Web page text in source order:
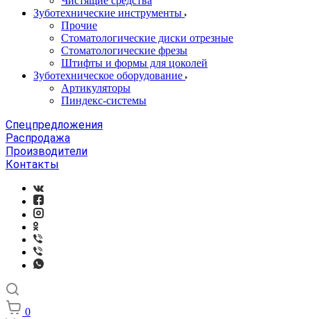
Зуботехнические инструменты
Прочие
Стоматологические диски отрезные
Стоматологические фрезы
Штифты и формы для цоколей
Зуботехническое оборудование
Артикуляторы
Пиндекс-системы
Спецпредложения
Распродажа
Производители
Контакты
0